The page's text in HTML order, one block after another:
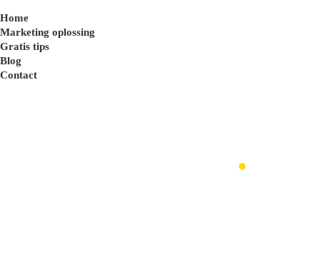
Home
Marketing oplossing
Gratis tips
Blog
Contact